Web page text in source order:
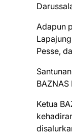
Adapun
Pesse,
Ketua